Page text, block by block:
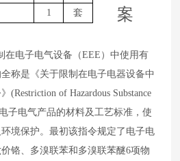
1 套
案
在电子电气设备（EEE ）中使用有
称是《关于限制在电子电器设备中
》(Restriction of Hazardous Substance
子电气产品的材料及工艺标准，使
境保护。最初该指令规定了电子电
铬、多溴联苯和多溴联苯醚6项物